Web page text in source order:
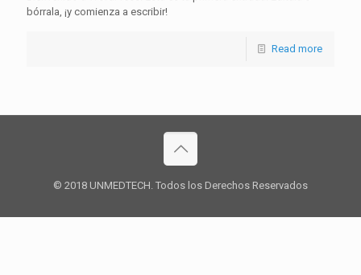
bórrala, ¡y comienza a escribir!
Read more
© 2018 UNMEDTECH. Todos los Derechos Reservados